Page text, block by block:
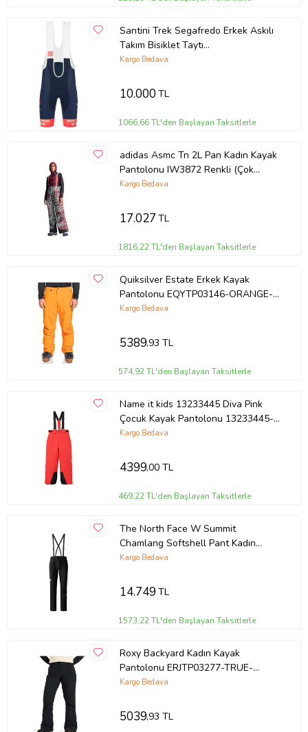
Santini Trek Segafredo Erkek Askılı
Takım Bisiklet Taytı
RE1071MAX22TS Lacivert-XS
Kargo Bedava
10.000TL
1066,66 TL'den Başlayan Taksitlerle
adidas Asmc Tn 2L Pan Kadın Kayak
Pantolonu IW3872 Renkli (Çok
Renkli)
Kargo Bedava
17.027TL
1816,22 TL'den Başlayan Taksitlerle
Quiksilver Estate Erkek Kayak
Pantolonu EQYTP03146-ORANGE-
PEPPER Turuncu
Kargo Bedava
5389,93 TL
574,92 TL'den Başlayan Taksitlerle
Name it kids 13233445 Diva Pink
Çocuk Kayak Pantolonu 13233445-
DIVA-PINK Pembe
Kargo Bedava
4399,00 TL
469,22 TL'den Başlayan Taksitlerle
The North Face W Summit
Chamlang Softshell Pant Kadın
Outdoor Kayak Pantolonu
Kargo Bedava
14.749TL
1573,22 TL'den Başlayan Taksitlerle
Roxy Backyard Kadın Kayak
Pantolonu ERJTP03277-TRUE-
BLACK Siyah
Kargo Bedava
5039,93 TL